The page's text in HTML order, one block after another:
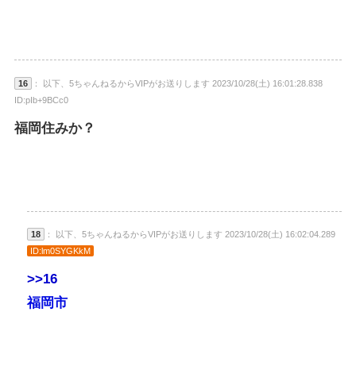
16
： 以下、5ちゃんねるからVIPがお送りします 2023/10/28(土) 16:01:28.838
ID:pIb+9BCc0
福岡住みか？
18
： 以下、5ちゃんねるからVIPがお送りします 2023/10/28(土) 16:02:04.289
ID:lm0SYGKkM
>>16
福岡市